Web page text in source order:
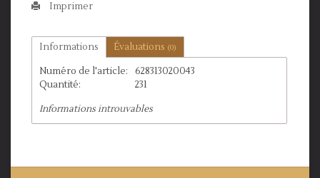
Imprimer
Informations Évaluations (0)
Numéro de l'article:
628313020043
Quantité:
231
Informations introuvables